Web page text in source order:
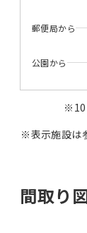
郵便局から
公園から
※表示施設は
間取り